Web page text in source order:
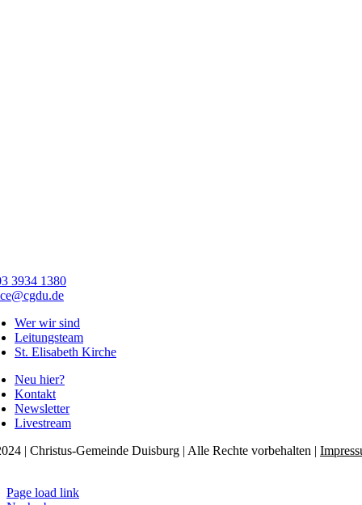
3934 1380
Wer wir sind
Leitungsteam
St. Elisabeth Kirche
Neu hier?
Kontakt
Newsletter
Livestream
| Christus-Gemeinde Duisburg | Alle Rechte vorbehalten |
Page load link